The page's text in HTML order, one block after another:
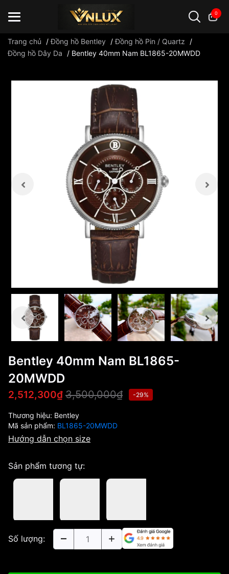
0
Trang chủ /Đồng hồ Bentley /Đồng hồ Pin / Quartz
/
Đồng hồ Dây Da
/ Bentley 40mm Nam BL1865-20MWDD
Bentley 40mm Nam BL1865-
20MWDD
2,512,300₫ 3,500,000₫ -29%
Thương hiệu: Bentley
Mã sản phẩm: BL1865-20MWDD
Hướng dẫn chọn size
Sản phẩm tương tự:
Số lượng: